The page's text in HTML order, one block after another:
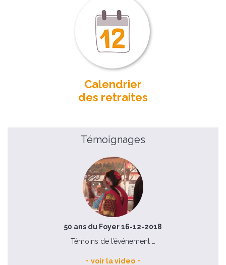
Calendrier
des retraites
Témoignages
50 ans du Foyer 16-12-2018
Témoins de l’événement …
voir la video